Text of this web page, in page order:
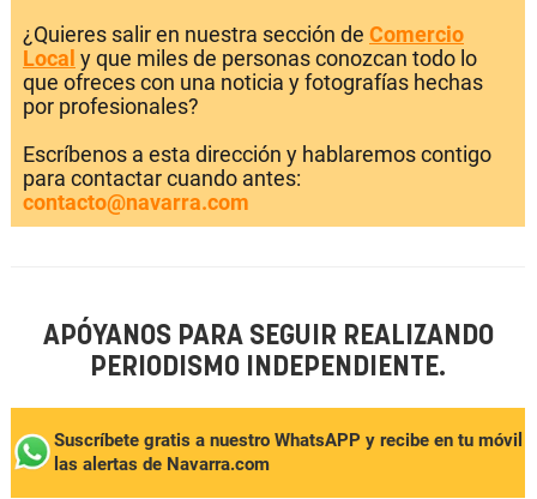
¿Quieres salir en nuestra sección de Comercio
Local y que miles de personas conozcan todo lo
que ofreces con una noticia y fotografías hechas
por profesionales?
Escríbenos a esta dirección y hablaremos contigo
para contactar cuando antes:
contacto@navarra.com
APÓYANOS PARA SEGUIR REALIZANDO
PERIODISMO INDEPENDIENTE.
Suscríbete gratis a nuestro WhatsAPP y recibe en tu móvil
las alertas de Navarra.com